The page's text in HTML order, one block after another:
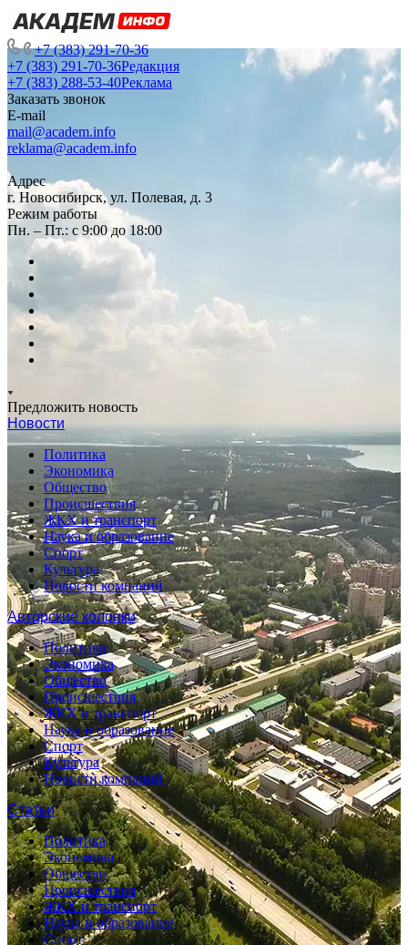
+7 (383) 291-70-36
+7 (383) 291-70-36Редакция
+7 (383) 288-53-40Реклама
Заказать звонок
E-mail
mail@academ.info
reklama@academ.info
Адрес
г. Новосибирск, ул. Полевая, д. 3
Режим работы
Пн. – Пт.: с 9:00 до 18:00
Предложить новость
Новости
Политика
Экономика
Общество
Происшествия
ЖКХ и транспорт
Наука и образование
Спорт
Культура
Новости компаний
Авторские колонки
Политика
Экономика
Общество
Происшествия
ЖКХ и транспорт
Наука и образование
Спорт
Культура
Новости компаний
Статьи
Политика
Экономика
Общество
Происшествия
ЖКХ и транспорт
Наука и образование
Спорт